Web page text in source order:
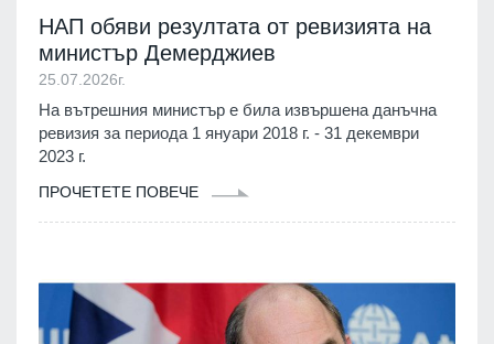
НАП обяви резултата от ревизията на
министър Демерджиев
25.07.2026г.
На вътрешния министър е била извършена данъчна
ревизия за периода 1 януари 2018 г. - 31 декември
2023 г.
ПРОЧЕТЕТЕ ПОВЕЧЕ